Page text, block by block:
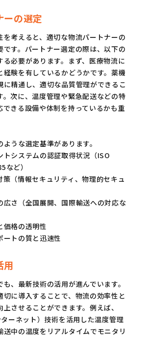
ーの選定
を考えると、適切な物流パートナーの
です。パートナー選定の際は、以下の
る必要があります。まず、医療物流に
経験を有しているかどうかです。薬機
に精通し、適切な品質管理ができるこ
。次に、温度管理や緊急配送などの特
できる設備や体制を持っているかも重
うな選定基準があります。
トシステムの認証取得状況（ISO
など）
策（情報セキュリティ、物理的セキュ
広さ（全国展開、国際輸送への対応な
価格の透明性
ートの質と迅速性
用
、最新技術の活用が進んでいます。
切に導入することで、物流の効率性と
させることができます。例えば、
ーネット）技術を活用した温度管理
送中の温度をリアルタイムでモニタリ